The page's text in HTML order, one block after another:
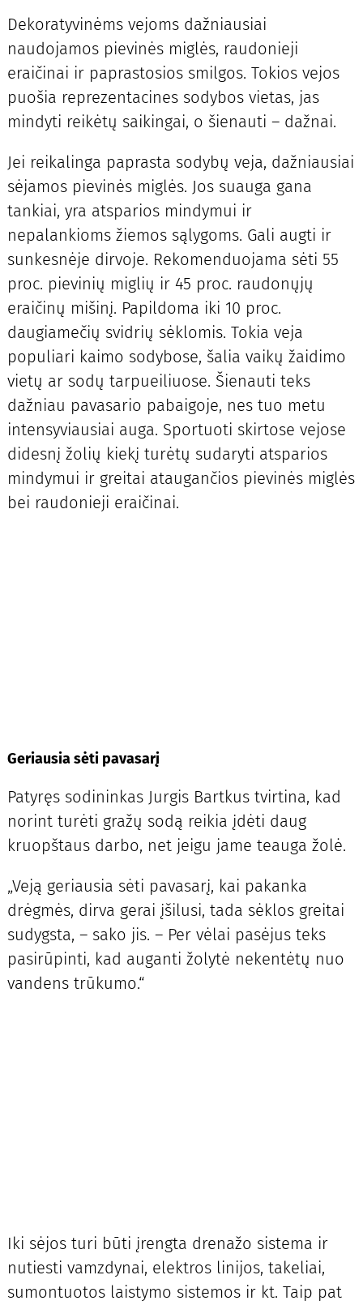
Dekoratyvinėms vejoms dažniausiai
naudojamos pievinės miglės, raudonieji
eraičinai ir paprastosios smilgos. Tokios vejos
puošia reprezentacines sodybos vietas, jas
mindyti reikėtų saikingai, o šienauti – dažnai.
Jei reikalinga paprasta sodybų veja, dažniausiai
sėjamos pievinės miglės. Jos suauga gana
tankiai, yra atsparios mindymui ir
nepalankioms žiemos sąlygoms. Gali augti ir
sunkesnėje dirvoje. Rekomenduojama sėti 55
proc. pievinių miglių ir 45 proc. raudonųjų
eraičinų mišinį. Papildoma iki 10 proc.
daugiamečių svidrių sėklomis. Tokia veja
populiari kaimo sodybose, šalia vaikų žaidimo
vietų ar sodų tarpueiliuose. Šienauti teks
dažniau pavasario pabaigoje, nes tuo metu
intensyviausiai auga. Sportuoti skirtose vejose
didesnį žolių kiekį turėtų sudaryti atsparios
mindymui ir greitai ataugančios pievinės miglės
bei raudonieji eraičinai.
Geriausia sėti pavasarį
Patyręs sodininkas Jurgis Bartkus tvirtina, kad
norint turėti gražų sodą reikia įdėti daug
kruopštaus darbo, net jeigu jame teauga žolė.
„Veją geriausia sėti pavasarį, kai pakanka
drėgmės, dirva gerai įšilusi, tada sėklos greitai
sudygsta, – sako jis. – Per vėlai pasėjus teks
pasirūpinti, kad auganti žolytė nekentėtų nuo
vandens trūkumo.“
Iki sėjos turi būti įrengta drenažo sistema ir
nutiesti vamzdynai, elektros linijos, takeliai,
sumontuotos laistymo sistemos ir kt. Taip pat